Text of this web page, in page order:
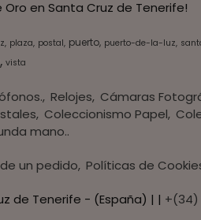
en Santa Cruz de Tenerife!
plaza postal puerto puerto-de-la-luz
vista
Relojes Cámaras
Coleccionismo Papel
mano..
un pedido Políticas de
de Tenerife - (España) | | +(34)